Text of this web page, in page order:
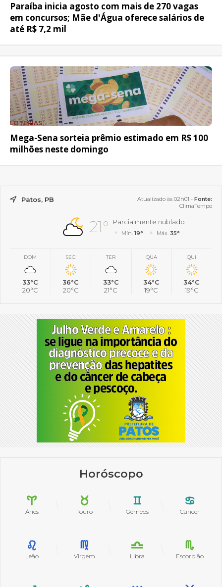
Paraíba inicia agosto com mais de 270 vagas
em concursos; Mãe d'Água oferece salários de
até R$ 7,2 mil
LOTERIAS
Mega-Sena sorteia prêmio estimado em R$ 100
milhões neste domingo
Patos, PB Atualizado às 02h01 - Fonte:
ClimaTempo
21° Parcialmente nublado
Mín.19° Máx. 35°
DOM
33°C
20°C
SEG
36°C
20°C
TER
33°C
21°C
QUA
34°C
19°C
QUI
34°C
19°C
Horóscopo
Áries Touro Gêmeos Câncer
Leão Virgem Libra Escorpião